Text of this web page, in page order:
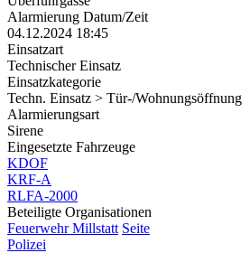
Alarmierung Datum/Zeit
04.12.2024 18:45
Einsatzart
Technischer Einsatz
Einsatzkategorie
Techn. Einsatz > Tür-/Wohnungsöffnung
Alarmierungsart
Sirene
Eingesetzte Fahrzeuge
KDOF
KRF-A
RLFA-2000
Beteiligte Organisationen
Feuerwehr Millstatt Seite
Polizei